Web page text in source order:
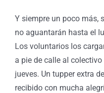
Y siempre un poco más,
no aguantarán hasta el
Los voluntarios los
a pie de calle al
jueves. Un tupper extra
recibido con mucha